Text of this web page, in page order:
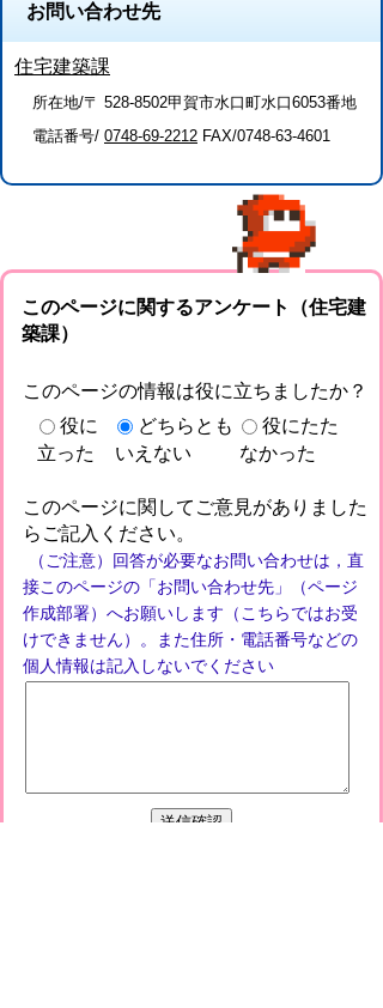
お問い合わせ先
住宅建築課
所在地/〒 528-8502甲賀市水口町水口6053番地
電話番号/ 0748-69-2212 FAX/0748-63-4601
このページに関するアンケート（住宅建
築課）
このページの情報は役に立ちましたか？
役に
立った
どちらとも
いえない
役にたた
なかった
このページに関してご意見がありました
らご記入ください。
（ご注意）回答が必要なお問い合わせは，直
接このページの「お問い合わせ先」（ページ
作成部署）へお願いします（こちらではお受
けできません）。また住所・電話番号などの
個人情報は記入しないでください